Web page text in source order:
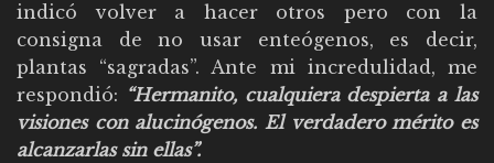
indicó volver a hacer otros pero con la
consigna de no usar enteógenos, es decir,
plantas “sagradas”. Ante mi incredulidad, me
respondió: “Hermanito, cualquiera despierta a las
visiones con alucinógenos. El verdadero mérito es
alcanzarlas sin ellas”.